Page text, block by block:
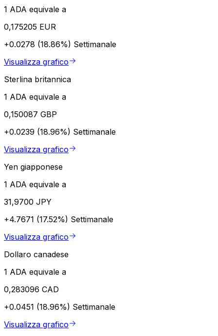
1 ADA equivale a
0,175205 EUR
+0.0278 (18.86%) Settimanale
Visualizza grafico
Sterlina britannica
1 ADA equivale a
0,150087 GBP
+0.0239 (18.96%) Settimanale
Visualizza grafico
Yen giapponese
1 ADA equivale a
31,9700 JPY
+4.7671 (17.52%) Settimanale
Visualizza grafico
Dollaro canadese
1 ADA equivale a
0,283096 CAD
+0.0451 (18.96%) Settimanale
Visualizza grafico